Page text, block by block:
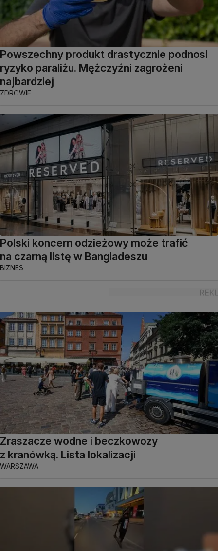
Powszechny produkt drastycznie podnosi
ryzyko paraliżu. Mężczyźni zagrożeni
najbardziej
ZDROWIE
Polski koncern odzieżowy może trafić
na czarną listę w Bangladeszu
BIZNES
Zraszacze wodne i beczkowozy
z kranówką. Lista lokalizacji
WARSZAWA